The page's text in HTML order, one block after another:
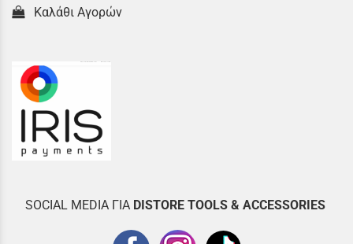
Καλάθι Αγορών
SOCIAL MEDIA ΓΙΑ DISTORE TOOLS & ACCESSORIES